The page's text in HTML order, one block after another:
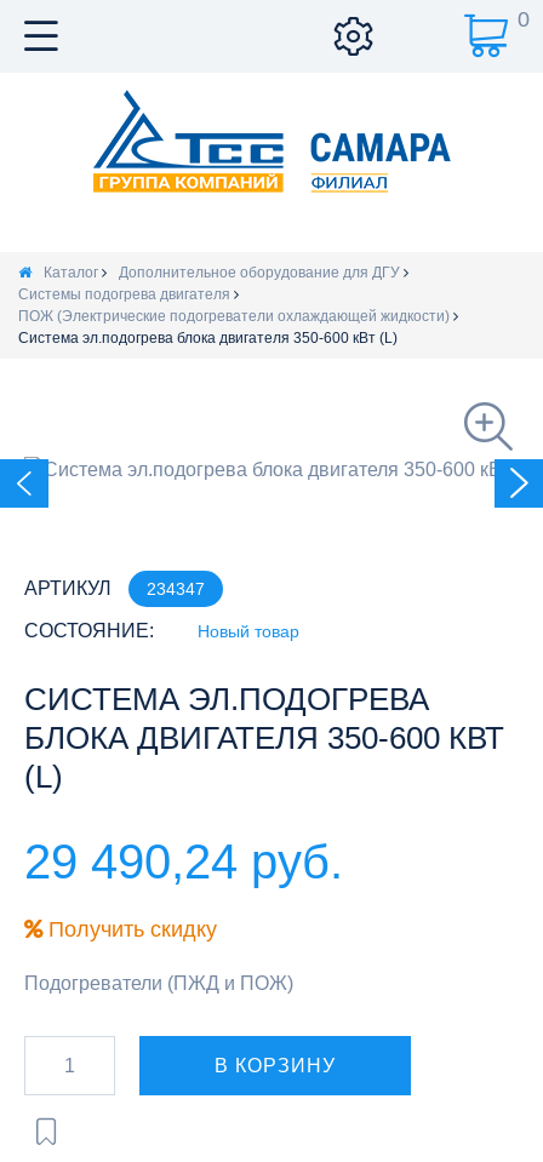
0
Каталог
Дополнительное оборудование для ДГУ
Системы подогрева двигателя
ПОЖ (Электрические подогреватели охлаждающей жидкости)
Система эл.подогрева блока двигателя 350-600 кВт (L)
АРТИКУЛ 234347
СОСТОЯНИЕ: Новый товар
СИСТЕМА ЭЛ.ПОДОГРЕВА
БЛОКА ДВИГАТЕЛЯ 350-600 КВТ
(L)
29 490,24 руб.
Получить скидку
Подогреватели (ПЖД и ПОЖ)
В КОРЗИНУ